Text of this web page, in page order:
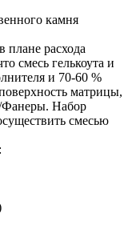
камня
плане расхода
смесь гелькоута и
и 70-60 %
матрицы,
Фанеры. Набор
смесью